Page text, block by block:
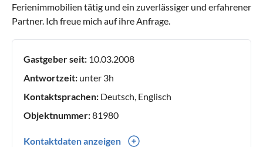
Ferienimmobilien tätig und ein zuverlässiger und erfahrener
Partner. Ich freue mich auf ihre Anfrage.
Gastgeber seit: 10.03.2008
Antwortzeit: unter 3h
Kontaktsprachen: Deutsch, Englisch
Objektnummer:81980
Kontaktdaten anzeigen